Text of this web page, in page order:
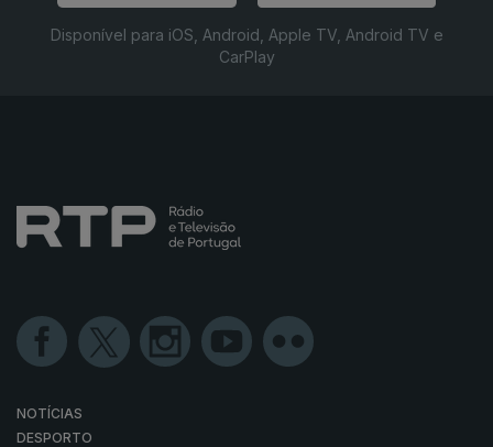
Disponível para iOS, Android, Apple TV, Android TV e
CarPlay
NOTÍCIAS
DESPORTO